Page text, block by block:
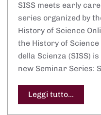
SISS meets early
series organized by
History of Science
the History of
della Scienza (SISS)
new Seminar Series:
Leggi tutto...